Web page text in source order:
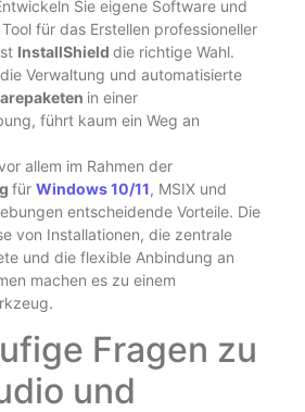
Sie eigene Software und
für das Erstellen professioneller
InstallShield die richtige Wahl.
Verwaltung und automatisierte
in einer
führt kaum ein Weg an
allem im Rahmen der
für Windows 10/11, MSIX und
entscheidende Vorteile. Die
von Installationen, die zentrale
und die flexible Anbindung an
machen es zu einem
Fragen zu
und